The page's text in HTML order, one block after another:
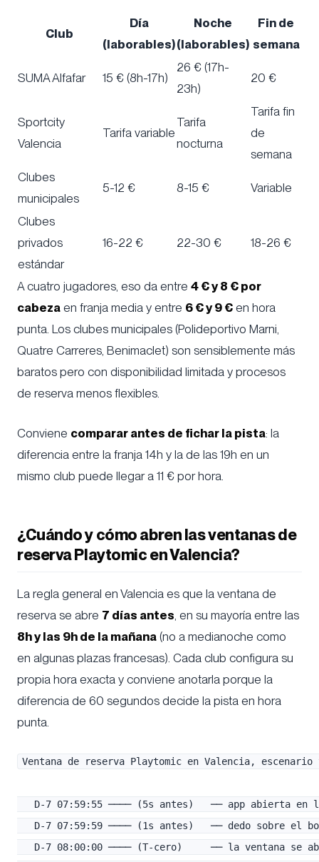
Club
Día
(laborables)
Noche
(laborables)
Fin de
semana
SUMA Alfafar 15 € (8h-17h)
26 € (17h-
23h)
20 €
Sportcity
Valencia
Tarifa variable
Tarifa
nocturna
Tarifa fin
de
semana
Clubes
municipales
5-12 € 8-15 € Variable
Clubes
privados
estándar
16-22 € 22-30 € 18-26 €
A cuatro jugadores, eso da entre 4 € y 8 € por
cabeza en franja media y entre 6 € y 9 € en hora
punta. Los clubes municipales (Polideportivo Marni,
Quatre Carreres, Benimaclet) son sensiblemente más
baratos pero con disponibilidad limitada y procesos
de reserva menos flexibles.
Conviene comparar antes de fichar la pista: la
diferencia entre la franja 14h y la de las 19h en un
mismo club puede llegar a 11 € por hora.
¿Cuándo y cómo abren las ventanas de
reserva Playtomic en Valencia?
La regla general en Valencia es que la ventana de
reserva se abre 7 días antes, en su mayoría entre las
8h y las 9h de la mañana (no a medianoche como
en algunas plazas francesas). Cada club configura su
propia hora exacta y conviene anotarla porque la
diferencia de 60 segundos decide la pista en hora
punta.
Ventana de reserva Playtomic en Valencia,
D-7 07:59:55 ──── (5s antes)   ── app abierta en
D-7 07:59:59 ──── (1s antes)   ── dedo sobre el
D-7 08:00:00 ──── (T-cero)     ── la ventana se